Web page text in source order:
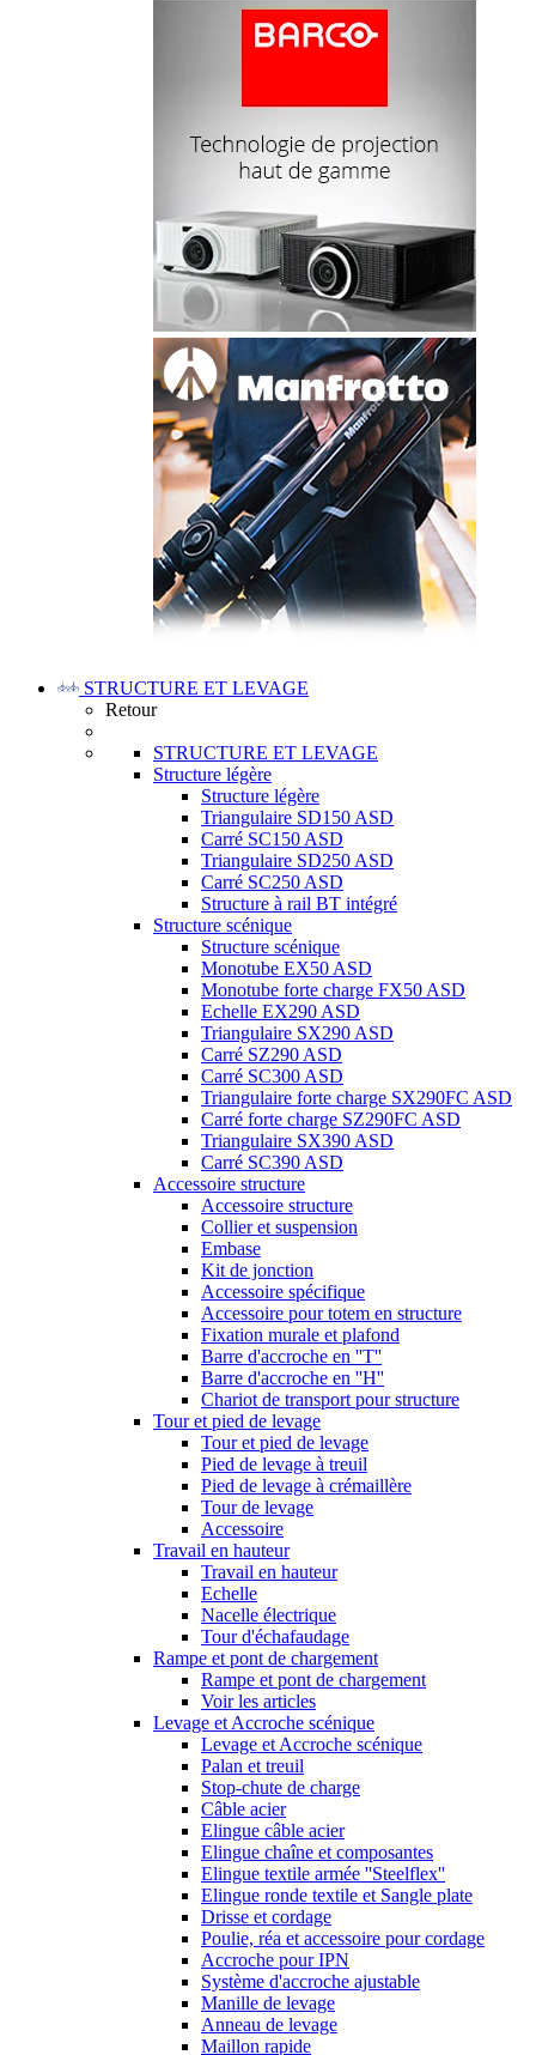
STRUCTURE ET LEVAGE
Retour
STRUCTURE ET LEVAGE
Structure légère
Structure légère
Triangulaire SD150 ASD
Carré SC150 ASD
Triangulaire SD250 ASD
Carré SC250 ASD
Structure à rail BT intégré
Structure scénique
Structure scénique
Monotube EX50 ASD
Monotube forte charge FX50 ASD
Echelle EX290 ASD
Triangulaire SX290 ASD
Carré SZ290 ASD
Carré SC300 ASD
Triangulaire forte charge SX290FC ASD
Carré forte charge SZ290FC ASD
Triangulaire SX390 ASD
Carré SC390 ASD
Accessoire structure
Accessoire structure
Collier et suspension
Embase
Kit de jonction
Accessoire spécifique
Accessoire pour totem en structure
Fixation murale et plafond
Barre d'accroche en ''T''
Barre d'accroche en ''H''
Chariot de transport pour structure
Tour et pied de levage
Tour et pied de levage
Pied de levage à treuil
Pied de levage à crémaillère
Tour de levage
Accessoire
Travail en hauteur
Travail en hauteur
Echelle
Nacelle électrique
Tour d'échafaudage
Rampe et pont de chargement
Rampe et pont de chargement
Voir les articles
Levage et Accroche scénique
Levage et Accroche scénique
Palan et treuil
Stop-chute de charge
Câble acier
Elingue câble acier
Elingue chaîne et composantes
Elingue textile armée ''Steelflex''
Elingue ronde textile et Sangle plate
Drisse et cordage
Poulie, réa et accessoire pour cordage
Accroche pour IPN
Système d'accroche ajustable
Manille de levage
Anneau de levage
Maillon rapide